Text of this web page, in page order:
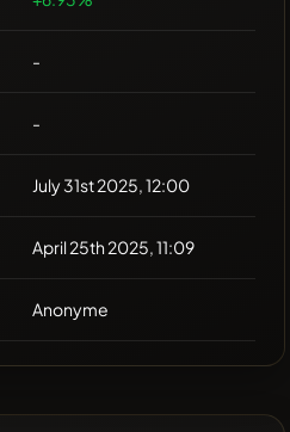
-
-
July 31st 2025, 12:00
April 25th 2025, 11:09
Anonyme